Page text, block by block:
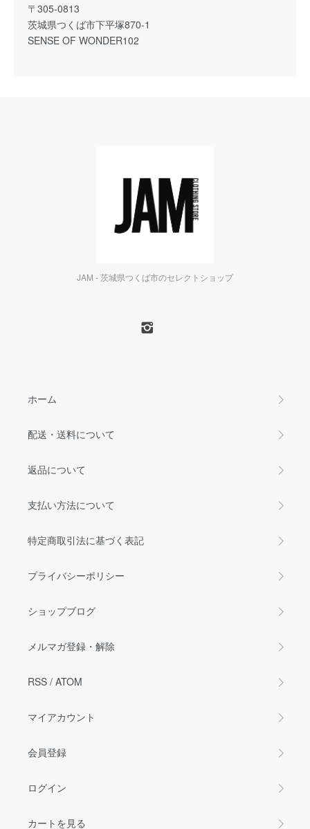
〒305-0813
茨城県つくば市下平塚870-1
SENSE OF WONDER102
JAM - 茨城県つくば市のセレクトショップ
ホーム
配送・送料について
返品について
支払い方法について
特定商取引法に基づく表記
プライバシーポリシー
ショップブログ
メルマガ登録・解除
RSS / ATOM
マイアカウント
会員登録
ログイン
カートを見る